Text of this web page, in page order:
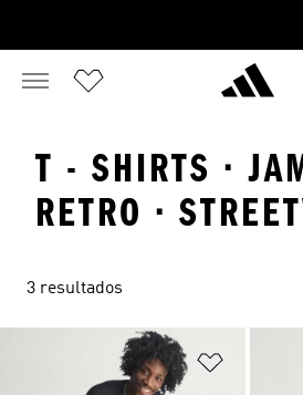
T - SHIRTS ·
RETRO ·
3 resultados